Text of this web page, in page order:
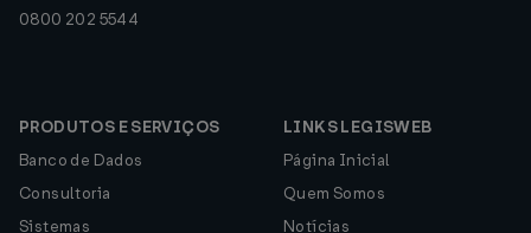
0800 202 5544
PRODUTOS E SERVIÇOS
Banco de Dados
Consultoria
Sistemas
LINKS LEGISWEB
Página Inicial
Quem Somos
Notícias